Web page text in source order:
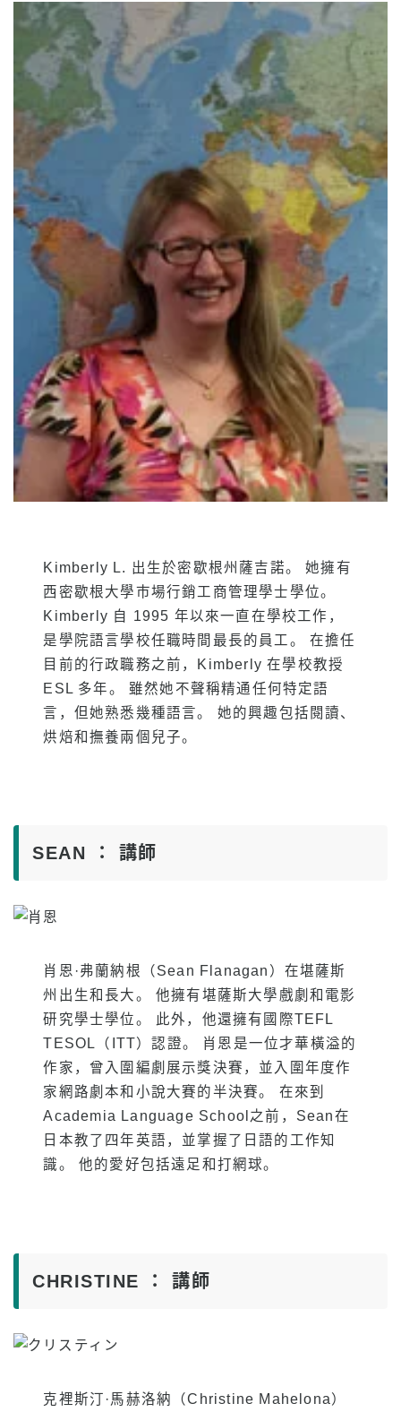
出勤和強制開除
班級註冊
學校概況
Kimberly L. 出生於密歇根州薩吉諾。 她擁有
西密歇根大學市場行銷工商管理學士學位。
Kimberly 自 1995 年以來一直在學校工作，
是學院語言學校任職時間最長的員工。 在擔任
目前的行政職務之前，Kimberly 在學校教授
ESL 多年。 雖然她不聲稱精通任何特定語
言，但她熟悉幾種語言。 她的興趣包括閱讀、
烘焙和撫養兩個兒子。
SEAN ： 講師
肖恩·弗蘭納根（Sean Flanagan）在堪薩斯
州出生和長大。 他擁有堪薩斯大學戲劇和電影
研究學士學位。 此外，他還擁有國際TEFL
TESOL（ITT）認證。 肖恩是一位才華橫溢的
作家，曾入圍編劇展示獎決賽，並入圍年度作
家網路劇本和小說大賽的半決賽。 在來到
Academia Language School之前，Sean在
日本教了四年英語，並掌握了日語的工作知
識。 他的愛好包括遠足和打網球。
CHRISTINE ： 講師
克裡斯汀·馬赫洛納（Christine Mahelona）